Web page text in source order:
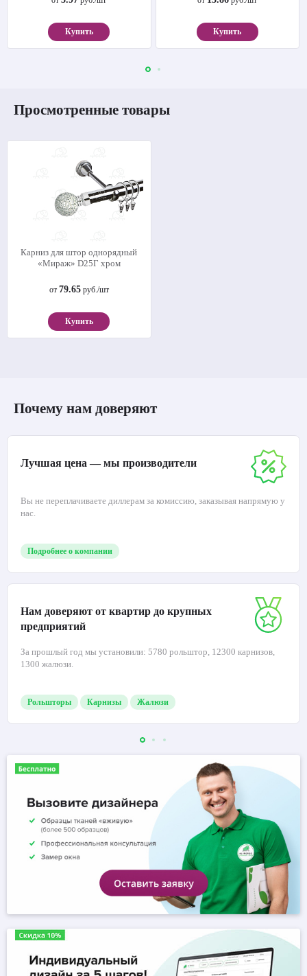
Купить Купить
Просмотренные товары
Карниз для штор однорядный
«Мираж» D25Г хром
от 79.65руб./шт
Купить
Почему нам доверяют
Лучшая цена — мы производители
Вы не переплачиваете диллерам за комиссию, заказывая напрямую у
нас.
Подробнее о компании
Нам доверяют от квартир до крупных
предприятий
За прошлый год мы установили: 5780 рольштор, 12300 карнизов,
1300 жалюзи.
Рольшторы Карнизы Жалюзи